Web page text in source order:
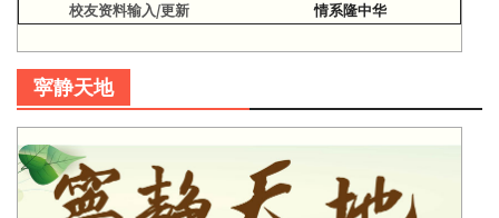
校友资料输入/更新 情系隆中华
寜静天地